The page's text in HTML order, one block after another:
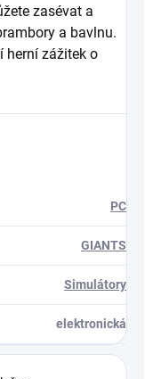
zasévat a
a bavlnu.
herní zážitek o
PC
GIANTS
Simulátory
elektronická